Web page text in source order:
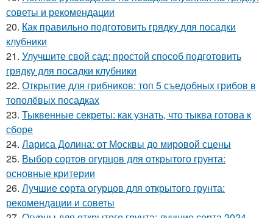
советы и рекомендации
20. Как правильно подготовить грядку для посадки
клубники
21. Улучшите свой сад: простой способ подготовить
грядку для посадки клубники
22. Открытие для грибников: топ 5 съедобных грибов в
тополёвых посадках
23. Тыквенные секреты: как узнать, что тыква готова к
сборе
24. Лариса Долина: от Москвы до мировой сцены
25. Выбор сортов огурцов для открытого грунта:
основные критерии
26. Лучшие сорта огурцов для открытого грунта:
рекомендации и советы